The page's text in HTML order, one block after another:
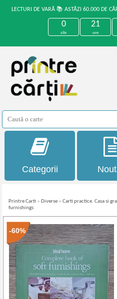
LECTURI DE VARĂ 📚 ASTĂZI 60.000 DE
0
zile
21
ore
Categorii
Printre Carti » Diverse »Carti practice. Casa si
furnishings
-60%